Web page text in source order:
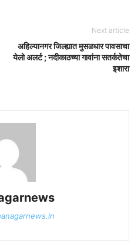
Next article
अहिल्यानगर जिल्ह्यात मुसळधार पावसाचा
येलो अलर्ट ; नदीकाठच्या गावांना सतर्कतेचा
इशारा